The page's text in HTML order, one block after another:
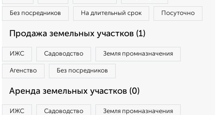
Без посредников На длительный срок Посуточно
Продажа земельных участков (1)
ИЖС Садоводство Земля промназначения
Агенство Без посредников
Аренда земельных участков (0)
ИЖС Садоводство Земля промназначения